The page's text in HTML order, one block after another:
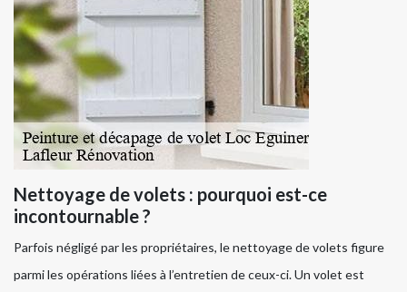
Nettoyage de volets : pourquoi est-ce
incontournable ?
Parfois négligé par les propriétaires, le nettoyage de volets figure
parmi les opérations liées à l’entretien de ceux-ci. Un volet est